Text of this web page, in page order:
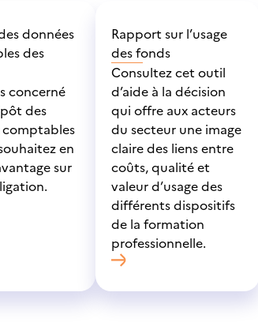
données
des
concerné
des
en
sur
Rapport sur l’usage
des fonds
Consultez cet outil
d’aide à la décision
qui offre aux acteurs
du secteur une image
claire des liens entre
coûts, qualité et
valeur d’usage des
différents dispositifs
de la formation
professionnelle.